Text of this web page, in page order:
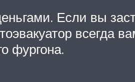
Если вы
всегда
фургона.